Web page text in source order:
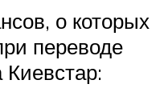
о которых
переводе
Киевстар: